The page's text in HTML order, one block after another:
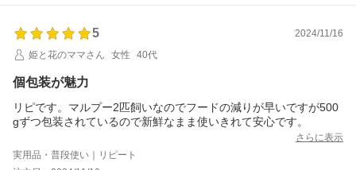
5
2024/11/16
姫と花のママさん
女性 40代
個包装が魅力
リピです。マルプー2匹飼いなのでフードの減りが早いですが500
gずつ包装されているので新鮮なまま使いきれて安心です。
さらに表示
実用品・普段使い｜リピート